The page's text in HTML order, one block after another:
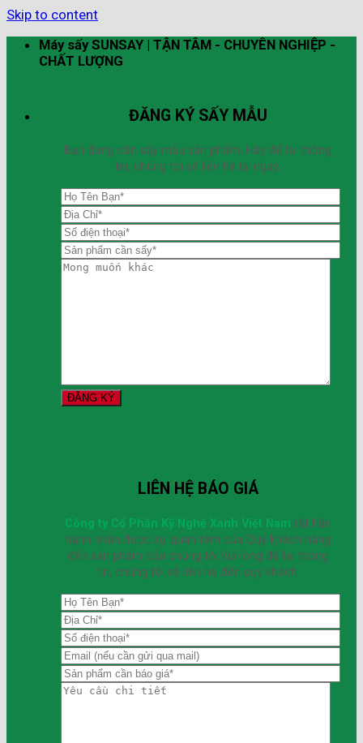
Skip to content
Máy sấy SUNSAY | TẬN TÂM - CHUYÊN NGHIỆP -
CHẤT LƯỢNG
ĐĂNG KÝ SẤY MẪU
Bạn đang cần sấy mẫu sản phẩm. Hãy để lại thông
tin, chúng tôi sẽ liên hệ lại ngay.
LIÊN HỆ BÁO GIÁ
Công ty Cổ Phần Kỹ Nghệ Xanh Việt Nam rất hân
hạnh nhận được sự quan tâm của Quý khách hàng
đến sản phẩm của chúng tôi.Vui lòng để lại thông
tin, chúng tôi sẽ liên hệ đến quý khách.